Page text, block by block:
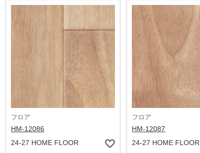
フロア
HM-12086
24-27 HOME FLOOR
フロア
HM-12087
24-27 HOME FLOOR